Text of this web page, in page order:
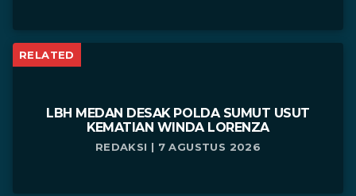
RELATED
LBH MEDAN DESAK POLDA SUMUT USUT
KEMATIAN WINDA LORENZA
REDAKSI | 7 AGUSTUS 2026